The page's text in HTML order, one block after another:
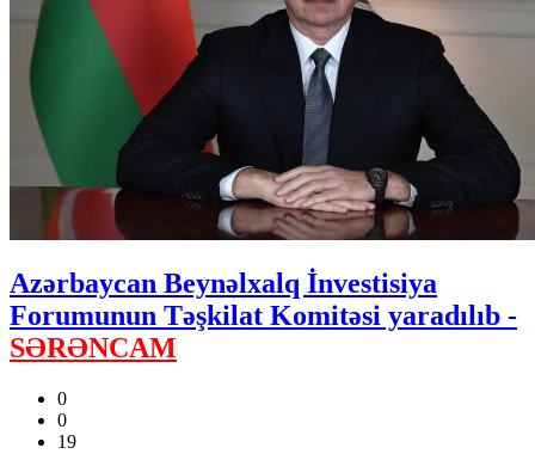
Azərbaycan Beynəlxalq İnvestisiya
Forumunun Təşkilat Komitəsi yaradılıb -
SƏRƏNCAM
0
0
19